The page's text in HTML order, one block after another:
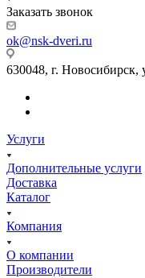
Заказать звонок
ok@nsk-dveri.ru
630048, г.
Услуги
Дополнительные услуги
Доставка
Каталог
Компания
О компании
Производители